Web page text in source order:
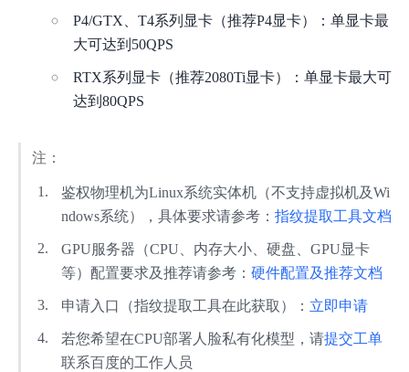
人脸离线识别SDK
P4/GTX、T4系列显卡（推荐P4显卡）：单显卡最
大可达到50QPS
RTX系列显卡（推荐2080Ti显卡）：单显卡最大可
达到80QPS
注：
鉴权物理机为Linux系统实体机（不支持虚拟机及Wi
ndows系统），具体要求请参考： 指纹提取工具文档
GPU服务器（CPU、内存大小、硬盘、GPU显卡
等）配置要求及推荐请参考： 硬件配置及推荐文档
申请入口（指纹提取工具在此获取）： 立即申请
若您希望在CPU部署人脸私有化模型，请提交工单
联系百度的工作人员